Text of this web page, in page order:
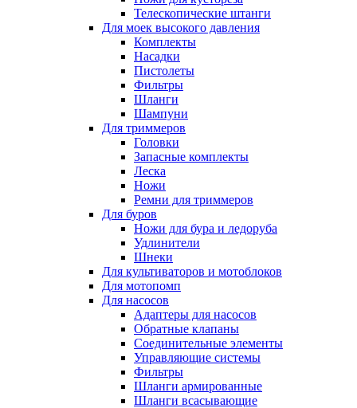
Телескопические штанги
Для моек высокого давления
Комплекты
Насадки
Пистолеты
Фильтры
Шланги
Шампуни
Для триммеров
Головки
Запасные комплекты
Леска
Ножи
Ремни для триммеров
Для буров
Ножи для бура и ледоруба
Удлинители
Шнеки
Для культиваторов и мотоблоков
Для мотопомп
Для насосов
Адаптеры для насосов
Обратные клапаны
Соединительные элементы
Управляющие системы
Фильтры
Шланги армированные
Шланги всасывающие